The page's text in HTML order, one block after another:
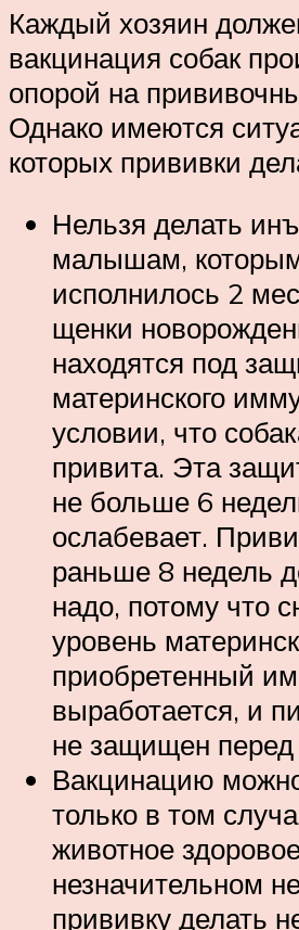
Каждый хозяин
вакцинация собак
опорой на
Однако имеются
которых прививки
Нельзя делать
малышам,
исполнилось 2
щенки
находятся под
материнского
условии, что
привита. Эта
не больше 6
ослабевает.
раньше 8 недель
надо, потому что
уровень
приобретенный
выработается, и
не защищен
Вакцинацию
только в том
животное
незначительном
прививку делать